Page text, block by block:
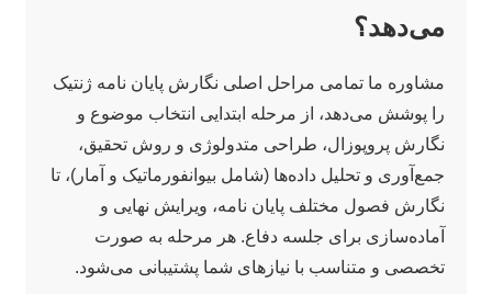
می‌دهد؟
مشاوره ما تمامی مراحل اصلی نگارش پایان نامه ژنتیک
را پوشش می‌دهد، از مرحله ابتدایی انتخاب موضوع و
نگارش پروپوزال، طراحی متدولوژی و روش تحقیق،
جمع‌آوری و تحلیل داده‌ها (شامل بیوانفورماتیک و آمار)، تا
نگارش فصول مختلف پایان نامه، ویرایش نهایی و
آماده‌سازی برای جلسه دفاع. هر مرحله به صورت
تخصصی و متناسب با نیازهای شما پشتیبانی می‌شود.